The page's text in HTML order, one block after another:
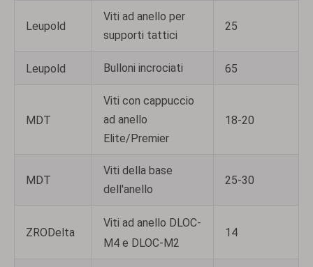
Leupold
Viti ad anello per
supporti tattici
25
Leupold Bulloni incrociati 65
MDT
Viti con cappuccio
ad anello
Elite/Premier
18-20
MDT
Viti della base
dell'anello
25-30
ZRODelta
Viti ad anello DLOC-
M4 e DLOC-M2
14